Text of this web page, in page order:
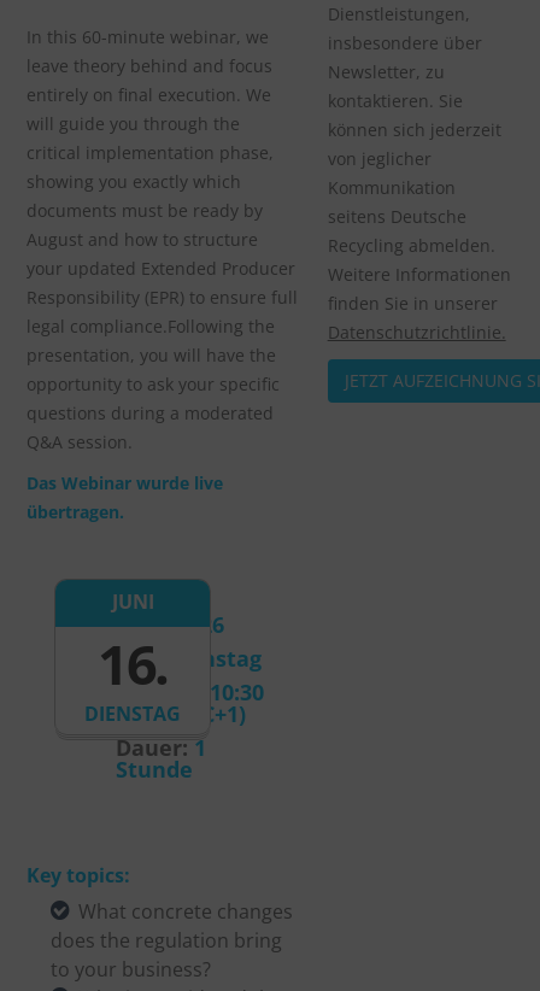
In this 60-minute webinar, we
leave theory behind and focus
entirely on final execution. We
will guide you through the
critical implementation phase,
showing you exactly which
documents must be ready by
August and how to structure
your updated Extended Producer
Responsibility (EPR) to ensure full
legal compliance.Following the
presentation, you will have the
opportunity to ask your specific
questions during a moderated
Q&A session.
Das Webinar wurde live
übertragen.
DIENSTAG
JUNI
16.
Datum:
16.06.2026
Tag:
Dienstag
Uhrzeit: 10:30
(CET, UTC+1)
Dauer: 1
Stunde
Key topics:
What concrete changes
does the regulation bring
to your business?
Dienstleistungen,
insbesondere über
Newsletter, zu
kontaktieren. Sie
können sich jederzeit
von jeglicher
Kommunikation
seitens Deutsche
Recycling abmelden.
Weitere Informationen
finden Sie in unserer
Datenschutzrichtlinie.